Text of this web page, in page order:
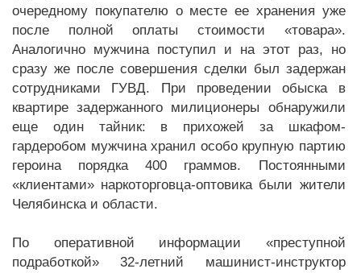
очередному покупателю о месте ее хранения уже
после полной оплаты стоимости «товара».
Аналогично мужчина поступил и на этот раз, но
сразу же после совершения сделки был задержан
сотрудниками ГУВД. При проведении обыска в
квартире задержанного милиционеры обнаружили
еще один тайник: в прихожей за шкафом-
гардеробом мужчина хранил особо крупную партию
героина порядка 400 граммов. Постоянными
«клиентами» наркоторговца-оптовика были жители
Челябинска и области.
По оперативной информации «преступной
подработкой» 32-летний машинист-инструктор